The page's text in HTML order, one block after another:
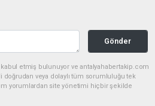
Gönder
kabul etmiş bulunuyor ve antalyahabertakip.com
doğrudan veya dolaylı tüm sorumluluğu tek
yorumlardan site yönetimi hiçbir şekilde